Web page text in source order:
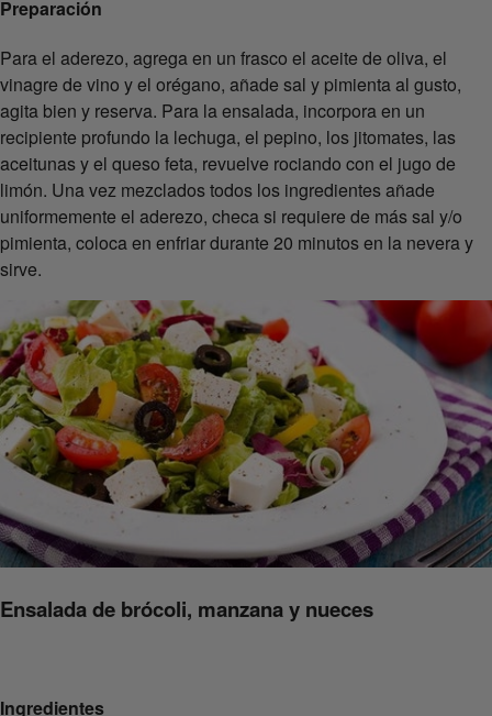
Preparación
Para el aderezo, agrega en un frasco el aceite de oliva, el
vinagre de vino y el orégano, añade sal y pimienta al gusto,
agita bien y reserva. Para la ensalada, incorpora en un
recipiente profundo la lechuga, el pepino, los jitomates, las
aceitunas y el queso feta, revuelve rociando con el jugo de
limón. Una vez mezclados todos los ingredientes añade
uniformemente el aderezo, checa si requiere de más sal y/o
pimienta, coloca en enfriar durante 20 minutos en la nevera y
sirve.
Ensalada de brócoli, manzana y nueces
Ingredientes